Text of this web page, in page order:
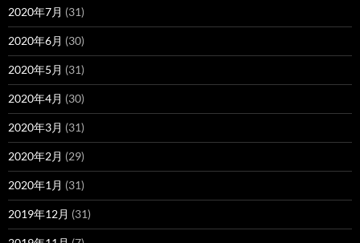
2020年7月 (31)
2020年6月 (30)
2020年5月 (31)
2020年4月 (30)
2020年3月 (31)
2020年2月 (29)
2020年1月 (31)
2019年12月 (31)